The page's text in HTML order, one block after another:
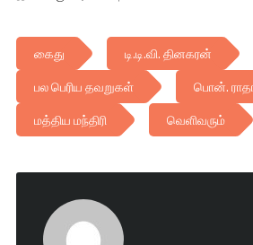
கைது டி.டி.வி. தினகரன்
பல பெரிய தவறுகள் பொன்.
மத்திய மந்திரி வெளிவரும்